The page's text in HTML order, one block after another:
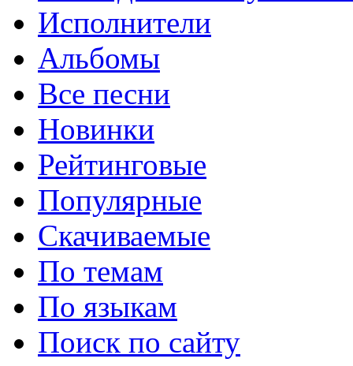
Исполнители
Альбомы
Все песни
Новинки
Рейтинговые
Популярные
Скачиваемые
По темам
По языкам
Поиск по сайту